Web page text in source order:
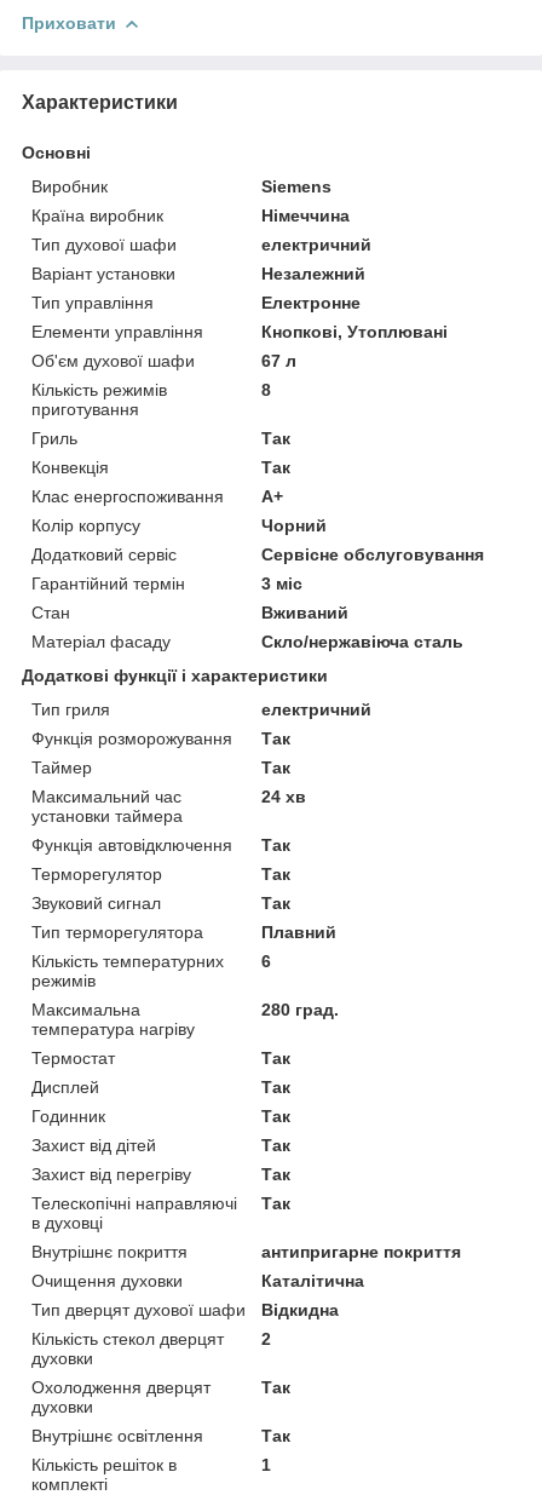
Приховати
Характеристики
Основні
Виробник
Siemens
Країна виробник
Німеччина
Тип духової шафи
електричний
Варіант установки
Незалежний
Тип управління
Електронне
Елементи управління
Кнопкові, Утоплювані
Об'єм духової шафи
67 л
Кількість режимів
приготування
8
Гриль
Так
Конвекція
Так
Клас енергоспоживання
A+
Колір корпусу
Чорний
Додатковий сервіс
Сервісне обслуговування
Гарантійний термін
3 міс
Стан
Вживаний
Матеріал фасаду
Скло/нержавіюча сталь
Додаткові функції і характеристики
Тип гриля
електричний
Функція розморожування
Так
Таймер
Так
Максимальний час
установки таймера
24 хв
Функція автовідключення
Так
Терморегулятор
Так
Звуковий сигнал
Так
Тип терморегулятора
Плавний
Кількість температурних
режимів
6
Максимальна
температура нагріву
280 град.
Термостат
Так
Дисплей
Так
Годинник
Так
Захист від дітей
Так
Захист від перегріву
Так
Телескопічні направляючі
в духовці
Так
Внутрішнє покриття
антипригарне покриття
Очищення духовки
Каталітична
Тип дверцят духової шафи
Відкидна
Кількість стекол дверцят
духовки
2
Охолодження дверцят
духовки
Так
Внутрішнє освітлення
Так
Кількість решіток в
комплекті
1